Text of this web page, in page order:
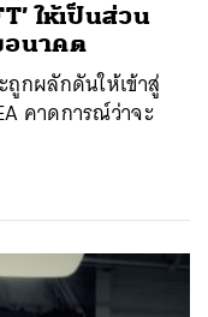
ให้เป็นส่วน
อนาคต
ถูกผลักดันให้เข้าสู่
คาดการณ์ว่าจะ